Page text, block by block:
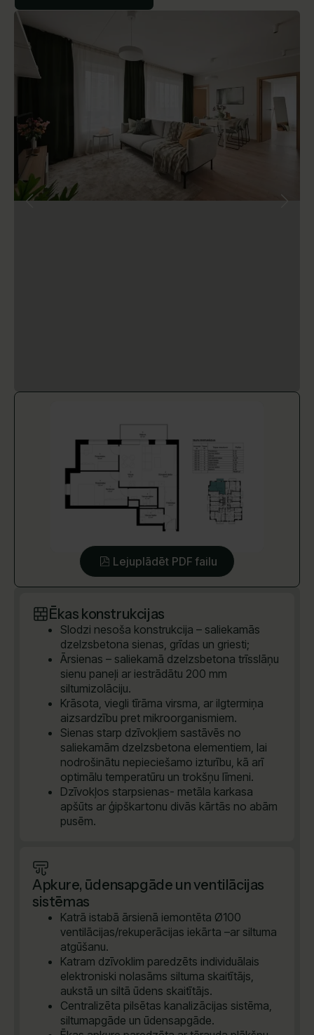
Lejuplādēt PDF failu
Ēkas konstrukcijas
Slodzi nesoša konstrukcija – saliekamās
dzelzsbetona sienas, grīdas un griesti;
Ārsienas – saliekamā dzelzsbetona trīsslāņu
sienu paneļi ar iestrādātu 200 mm
siltumizolāciju.
Krāsota, viegli tīrāma virsma, ar ilgtermiņa
aizsardzību pret mikroorganismiem.
Sienas starp dzīvokļiem sastāvēs no
saliekamām dzelzsbetona elementiem, lai
nodrošinātu nepieciešamo izturību, kā arī
optimālu temperatūru un trokšņu līmeni.
Dzīvokļos starpsienas- metāla karkasa
apšūts ar ģipškartonu divās kārtās no abām
pusēm.
Apkure, ūdensapgāde un ventilācijas
sistēmas
Katrā istabā ārsienā iemontēta Ø100
ventilācijas/rekuperācijas iekārta –ar siltuma
atgūšanu.
Katram dzīvoklim paredzēts individuālais
elektroniski nolasāms siltuma skaitītājs,
aukstā un siltā ūdens skaitītājs.
Centralizēta pilsētas kanalizācijas sistēma,
siltumapgāde un ūdensapgāde.